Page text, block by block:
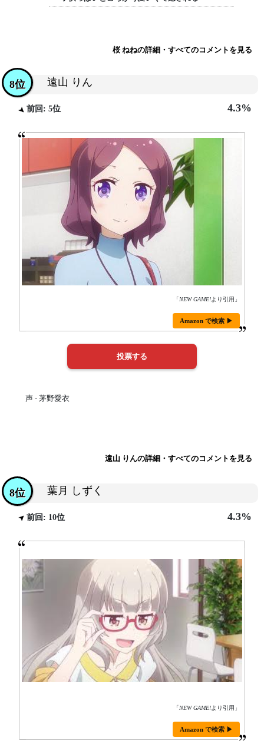
桜 ねねの詳細・すべてのコメントを見る
遠山 りん
8位
前回: 5位 4.3%
「NEW GAME!より引用」
Amazon で検索 ▶
声 - 茅野愛衣
遠山 りんの詳細・すべてのコメントを見る
葉月 しずく
8位
前回: 10位 4.3%
「NEW GAME!より引用」
Amazon で検索 ▶